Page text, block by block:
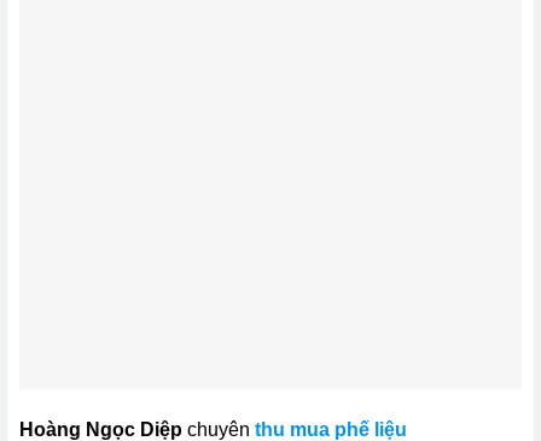
Hoàng Ngọc Diệpchuyên thu mua phế liệu